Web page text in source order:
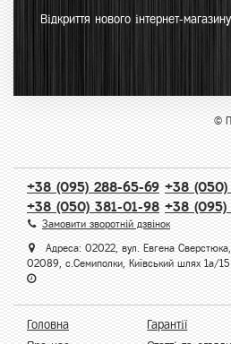
Відкриття нового інтернет-
©
+38 (095) 288-65-69 +38
+38 (050) 381-01-98 +38
Замовити зворотній дзвінок
Адреса: 02022, вул. Евгена
02089, с.Семиполки, Київський шлях 1а/15
Головна
Гарантії